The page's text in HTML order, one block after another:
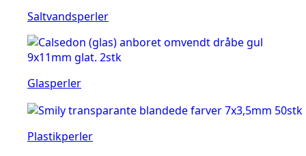
Saltvandsperler
Glasperler
Plastikperler